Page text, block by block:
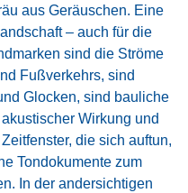
aus Geräuschen. Eine
– auch für die
sind die Ströme
Fußverkehrs, sind
Glocken, sind bauliche
Wirkung und
die sich auftun,
Tondokumente zum
In der andersichtigen